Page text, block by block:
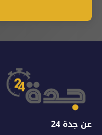
عن جدة 24